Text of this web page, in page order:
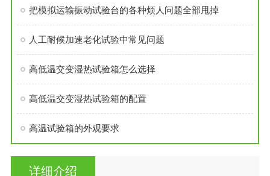
把模拟运输振动试验台的各种烦人问题全部甩掉
人工耐候加速老化试验中常见问题
高低温交变湿热试验箱怎么选择
高低温交变湿热试验箱的配置
高温试验箱的外观要求
详细介绍